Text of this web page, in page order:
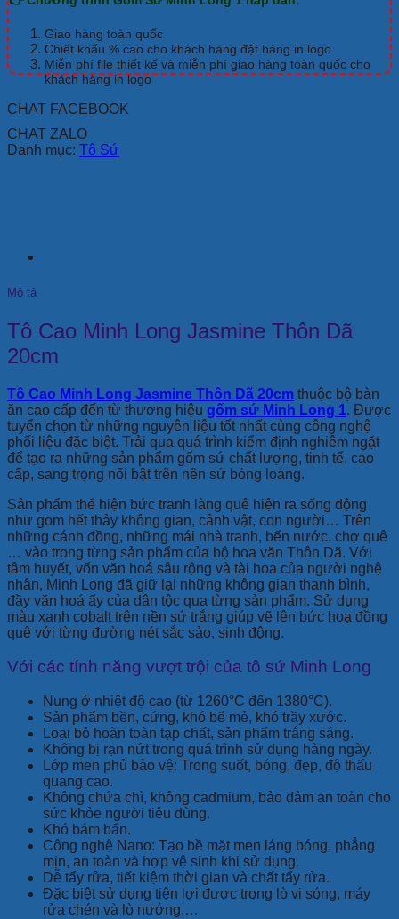
Dã
20cm
số
lượng
Giao hàng toàn quốc
Chiết khấu % cao cho khách hàng đặt hàng in logo
Miễn phí file thiết kế và miễn phí giao hàng toàn quốc cho
khách hàng in logo
CHAT FACEBOOK
CHAT ZALO
Danh mục: Tô Sứ
Mô tả
Tô Cao Minh Long Jasmine Thôn Dã
20cm
Tô Cao Minh Long Jasmine Thôn Dã 20cm thuộc bộ bàn
ăn cao cấp đến từ thương hiệu gốm sứ Minh Long 1. Được
tuyển chọn từ những nguyên liệu tốt nhất cùng công nghệ
phối liệu đặc biệt. Trải qua quá trình kiểm định nghiêm ngặt
để tạo ra những sản phẩm gốm sứ chất lượng, tinh tế, cao
cấp, sang trọng nổi bật trên nền sứ bóng loáng.
Sản phẩm thể hiện bức tranh làng quê hiện ra sống động
như gom hết thảy không gian, cảnh vật, con người… Trên
những cánh đồng, những mái nhà tranh, bến nước, chợ quê
… vào trong từng sản phẩm của bộ hoa văn Thôn Dã. Với
tâm huyết, vốn văn hoá sâu rộng và tài hoa của người nghệ
nhân, Minh Long đã giữ lại những không gian thanh bình,
đầy văn hoá ấy của dân tộc qua từng sản phẩm. Sử dụng
màu xanh cobalt trên nền sứ trắng giúp vẽ lên bức hoạ đồng
quê với từng đường nét sắc sảo, sinh động.
Với các tính năng vượt trội của tô sứ Minh Long
Nung ở nhiệt độ cao (từ 1260°C đến 1380°C).
Sản phẩm bền, cứng, khó bể mẻ, khó trầy xước.
Loại bỏ hoàn toàn tạp chất, sản phẩm trắng sáng.
Không bị rạn nứt trong quá trình sử dụng hàng ngày.
Lớp men phủ bảo vệ: Trong suốt, bóng, đẹp, độ thấu
quang cao.
Không chứa chì, không cadmium, bảo đảm an toàn cho
sức khỏe người tiêu dùng.
Khó bám bẩn.
Công nghệ Nano: Tạo bề mặt men láng bóng, phẳng
mịn, an toàn và hợp vệ sinh khi sử dụng.
Dễ tẩy rửa, tiết kiệm thời gian và chất tẩy rửa.
Đặc biệt sử dụng tiện lợi được trong lò vi sóng, máy
rửa chén và lò nướng,…